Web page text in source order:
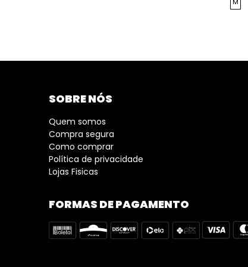
SOBRE NÓS
Quem somos
Compra segura
Como comprar
Política de privacidade
Lojas Fisicas
FORMAS DE PAGAMENTO